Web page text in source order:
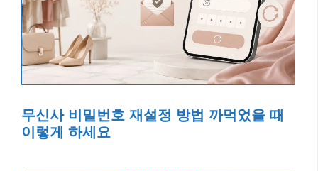
무신사 비밀번호 재설정 방법 까먹었을 때
이렇게 하세요